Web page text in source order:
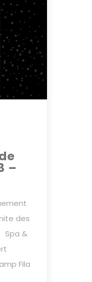
–
des
Spa &
Fila